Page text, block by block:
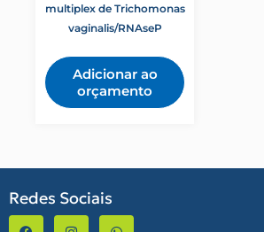
multiplex de Trichomonas
vaginalis/RNAseP
Adicionar ao
orçamento
Redes Sociais
F
a
I
n
W
h